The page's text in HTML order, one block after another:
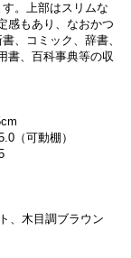
。 上部はスリムな
感もあり、なおかつ
、コミック、辞書、
書、百科事典等の収
（可動棚）
、木目調ブラウン